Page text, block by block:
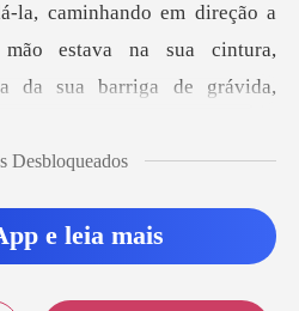
caminhando em direção a
estava na sua cintura,
Desbloqueados
e leia mais